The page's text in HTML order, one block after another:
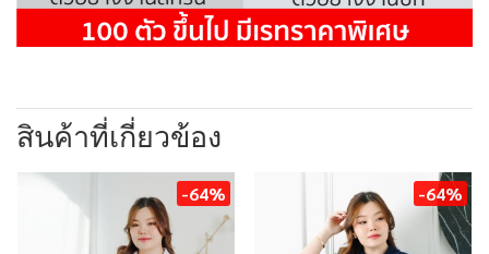
สินค้าที่เกี่ยวข้อง
-64% -64%